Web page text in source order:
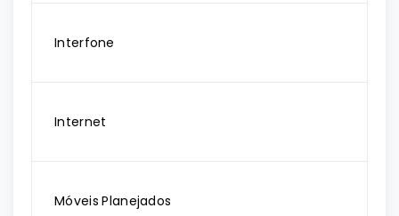
Interfone
Internet
Móveis Planejados